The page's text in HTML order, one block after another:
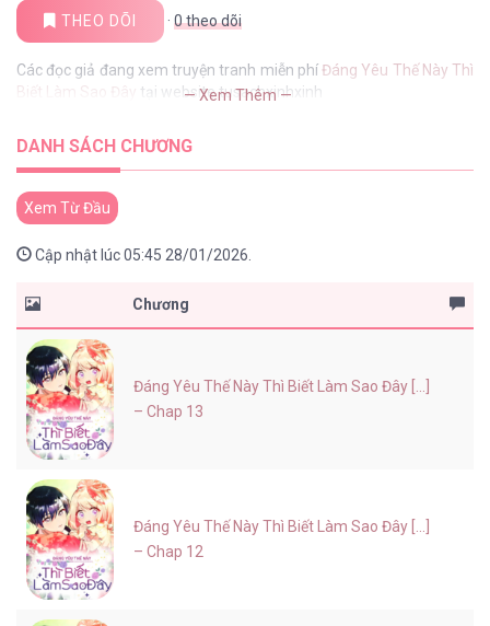
THEO DÕI · 0theo dõi
Các đọc giả đang xem truyện tranh miễn phí Đáng Yêu Thế Này Thì
Biết Làm Sao Đây
tại website tusachxinhxinh
— Xem Thêm —
DANH SÁCH CHƯƠNG
Xem Từ Đầu
Cập nhật lúc 05:45 28/01/2026.
Chương
Đáng Yêu Thế Này Thì Biết Làm Sao Đây [...]
– Chap 13
Đáng Yêu Thế Này Thì Biết Làm Sao Đây [...]
– Chap 12